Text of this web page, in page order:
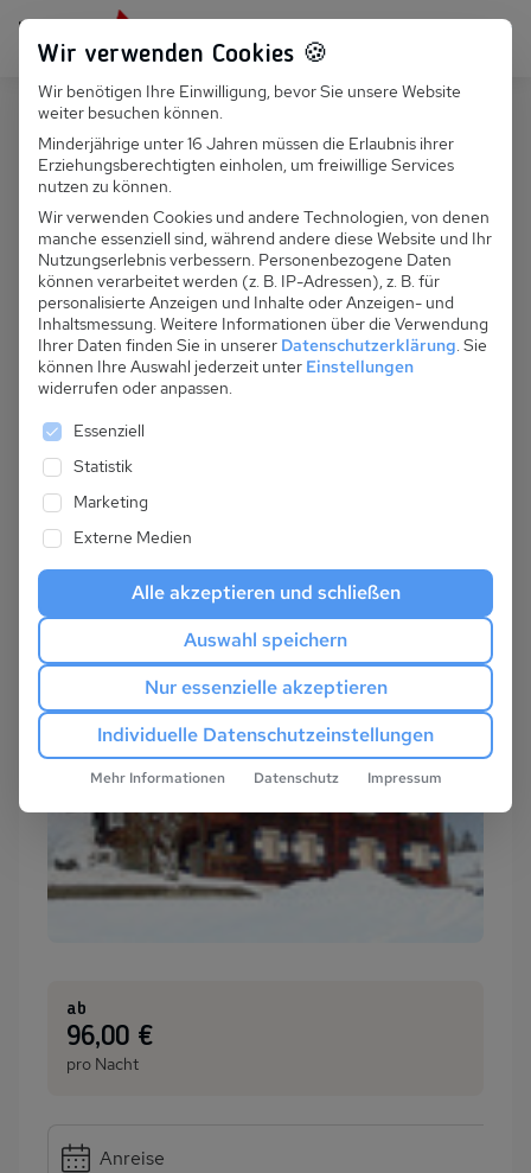
Persönlich für dich da: +49 251 899 050
Suchfeld
Suchen
A 060.004 - Bauernhaus Klara
ab
:96,00 €
pro Nacht
Anreise
Wir verwenden Cookies 🍪
Wir benötigen Ihre Einwilligung, bevor Sie unsere Website
weiter besuchen können.
Minderjährige unter 16 Jahren müssen die Erlaubnis ihrer
Erziehungsberechtigten einholen, um freiwillige Services
nutzen zu können.
Wir verwenden Cookies und andere Technologien, von denen
manche essenziell sind, während andere diese Website und Ihr
Nutzungserlebnis verbessern. Personenbezogene Daten
können verarbeitet werden (z. B. IP-Adressen), z. B. für
personalisierte Anzeigen und Inhalte oder Anzeigen- und
Inhaltsmessung. Weitere Informationen über die Verwendung
Ihrer Daten finden Sie in unserer Datenschutzerklärung. Sie
können Ihre Auswahl jederzeit unter Einstellungen
widerrufen oder anpassen.
Es folgt eine Liste der Service-Gruppen, für die
Essenziell
Statistik
Marketing
Externe Medien
Alle akzeptieren und schließen
Auswahl speichern
Nur essenzielle akzeptieren
Individuelle Datenschutzeinstellungen
Mehr Informationen Datenschutz Impressum